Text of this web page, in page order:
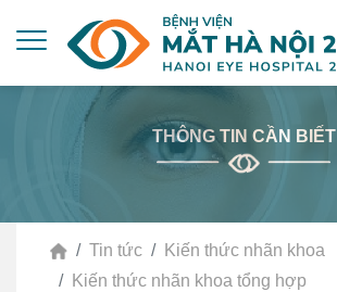
THÔNG TIN CẦN BIẾT
Tin tức
Kiến thức nhãn khoa
Kiến thức nhãn khoa tổng hợp